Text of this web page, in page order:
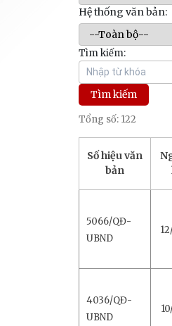
Hệ thống văn bản:
Tìm kiếm:
Tổng số: 122
Số hiệu văn
bản
5066/QĐ-
UBND
4036/QĐ-
UBND